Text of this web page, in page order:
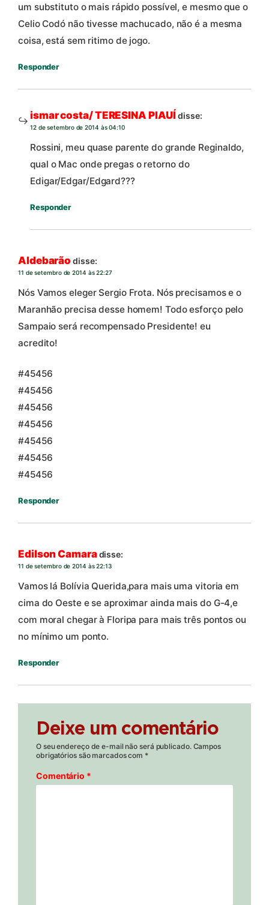
um substituto o mais rápido possível, e mesmo que o
Celio Codó não tivesse machucado, não é a mesma
coisa, está sem ritimo de jogo.
Responder
ismar costa/ TERESINA PIAUÍdisse:
12 de setembro de 2014 às 04:10
Rossini, meu quase parente do grande Reginaldo,
qual o Mac onde pregas o retorno do
Edigar/Edgar/Edgard???
Responder
Aldebarão disse:
11 de setembro de 2014 às 22:27
Nós Vamos eleger Sergio Frota. Nós precisamos e o
Maranhão precisa desse homem! Todo esforço pelo
Sampaio será recompensado Presidente! eu
acredito!
#45456
#45456
#45456
#45456
#45456
#45456
#45456
Responder
Edilson Camaradisse:
11 de setembro de 2014 às 22:13
Vamos lá Bolívia Querida,para mais uma vitoria em
cima do Oeste e se aproximar ainda mais do G-4,e
com moral chegar à Floripa para mais três pontos ou
no mínimo um ponto.
Responder
Deixe um comentário
O seu endereço de e-mail não será publicado. Campos
obrigatórios são marcados com *
Comentário *